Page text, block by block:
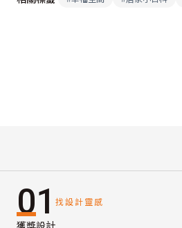
01 找設計靈感
獲獎設計